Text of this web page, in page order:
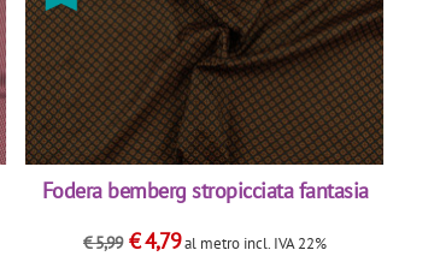
Fodera bemberg stropicciata fantasia
€5,99 €4,79al metro incl. IVA 22%